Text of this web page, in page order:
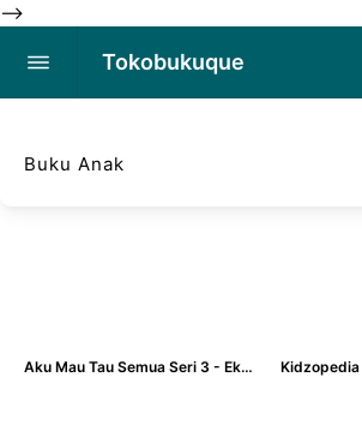
-->
Tokobukuque
Buku Anak
Aku Mau Tau Semua Seri 3 - Eko Utoro,dkk. (Visi Mandiri)